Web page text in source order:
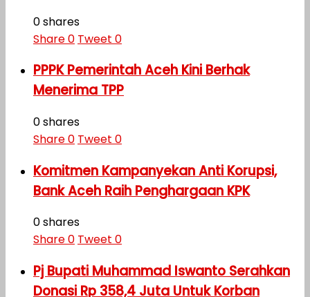
0 shares
Share0 Tweet 0
PPPK Pemerintah Aceh Kini Berhak
Menerima TPP
0 shares
Share0 Tweet 0
Komitmen Kampanyekan Anti Korupsi,
Bank Aceh Raih Penghargaan KPK
0 shares
Share0 Tweet 0
Pj Bupati Muhammad Iswanto Serahkan
Donasi Rp 358,4 Juta Untuk Korban